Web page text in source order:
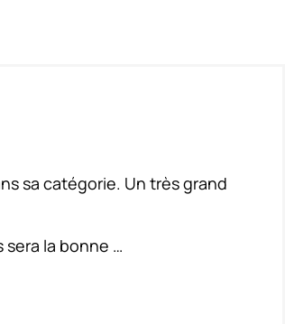
sa catégorie. Un très grand
la bonne …